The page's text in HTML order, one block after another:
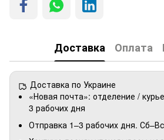
Доставка Оплата
Доставка по Украине
«Новая почта»: отделение /
3 рабочих дня
Отправка 1–3 рабочих дня.